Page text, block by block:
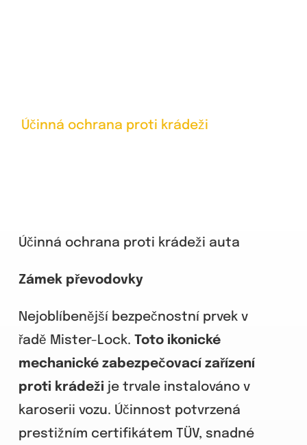
Účinná ochrana proti krádeži
Účinná ochrana proti krádeži auta
Zámek převodovky
Nejoblíbenější bezpečnostní prvek v
řadě Mister-Lock. Toto ikonické
mechanické zabezpečovací zařízení
proti krádeži je trvale instalováno v
karoserii vozu. Účinnost potvrzená
prestižním certifikátem TÜV, snadné